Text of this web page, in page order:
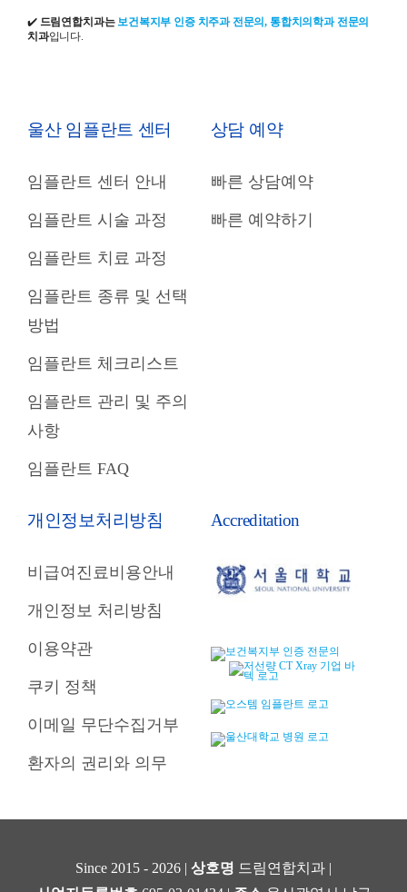
✔️ 드림연합치과는 보건복지부 인증 치주과 전문의, 통합치의학과 전문의
치과입니다.
울산 임플란트 센터
임플란트 센터 안내
임플란트 시술 과정
임플란트 치료 과정
임플란트 종류 및 선택
방법
임플란트 체크리스트
임플란트 관리 및 주의
사항
임플란트 FAQ
상담 예약
빠른 상담예약
빠른 예약하기
개인정보처리방침
비급여진료비용안내
개인정보 처리방침
이용약관
쿠키 정책
이메일 무단수집거부
환자의 권리와 의무
Accreditation
Since 2015 - 2026 | 상호명 드림연합치과 |